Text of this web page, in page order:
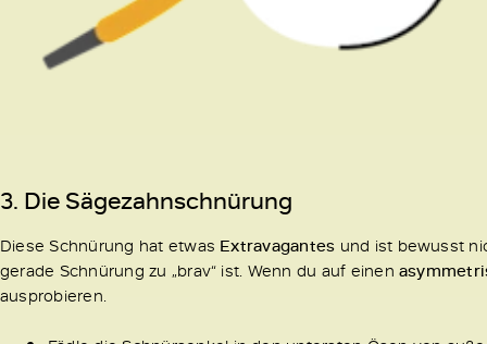
3. Die Sägezahnschnürung
Diese Schnürung hat etwas Extravagantes und ist bewusst
gerade Schnürung zu „brav“ ist. Wenn du auf einen
ausprobieren.